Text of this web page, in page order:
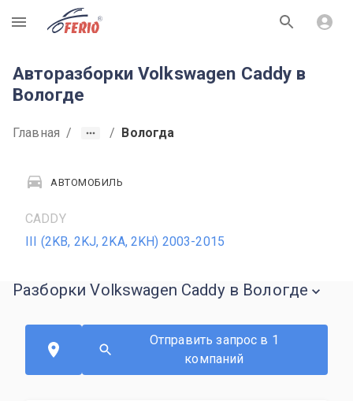
R
Авторазборки Volkswagen Caddy в
Вологде
Главная / / Вологда
АВТОМОБИЛЬ
CADDY
III (2KB, 2KJ, 2KA, 2KH) 2003-2015
Разборки Volkswagen Caddy в Вологде
Отправить запрос в 1
компаний